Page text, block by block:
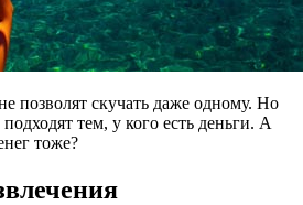
позволят скучать даже одному. Но
тем, у кого есть деньги. А
тоже?